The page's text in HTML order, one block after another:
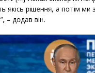
якісь рішення, а потім
– додав він.